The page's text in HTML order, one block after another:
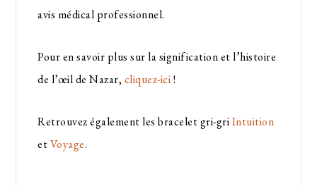
avis médical professionnel.
Pour en savoir plus sur la signification et l’histoire
de l’œil de Nazar, cliquez-ici!
Retrouvez également les bracelet gri-griIntuition
etVoyage.